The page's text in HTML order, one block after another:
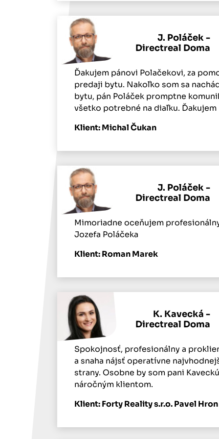
J. Poláček -
Directreal Doma
Ďakujem pánovi Polačekovi, za
predaji bytu. Nakoľko som sa
bytu, pán Poláček promptne
všetko potrebné na diaľku. Ďakujem
Klient: Michal Čukan
J. Poláček -
Directreal Doma
Mimoriadne oceňujem
Jozefa Poláčeka
Klient: Roman Marek
K. Kavecká -
Directreal Doma
Spokojnosť, profesionálny a
a snaha nájsť operatívne
strany. Osobne by som pani
náročným klientom.
Klient: Forty Reality s.r.o. Pavel Hron